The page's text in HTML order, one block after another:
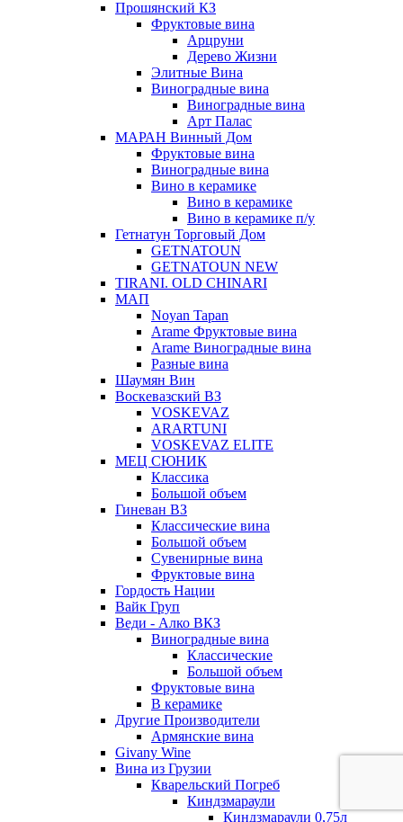
Прошянский КЗ
Фруктовые вина
Арцруни
Дерево Жизни
Элитные Вина
Виноградные вина
Виноградные вина
Арт Палас
МАРАН Винный Дом
Фруктовые вина
Виноградные вина
Вино в керамике
Вино в керамике
Вино в керамике п/у
Гетнатун Торговый Дом
GETNATOUN
GETNATOUN NEW
TIRANI. OLD CHINARI
МАП
Noyan Tapan
Arame Фруктовые вина
Arame Виноградные вина
Разные вина
Шаумян Вин
Воскевазский ВЗ
VOSKEVAZ
ARARTUNI
VOSKEVAZ ELITE
МЕЦ СЮНИК
Классика
Большой объем
Гиневан ВЗ
Классические вина
Большой объем
Сувенирные вина
Фруктовые вина
Гордость Нации
Вайк Груп
Веди - Алко ВКЗ
Виноградные вина
Классические
Большой объем
Фруктовые вина
В керамике
Другие Производители
Армянские вина
Givany Wine
Вина из Грузии
Кварельский Погреб
Киндзмараули
Киндзмараули 0,75л